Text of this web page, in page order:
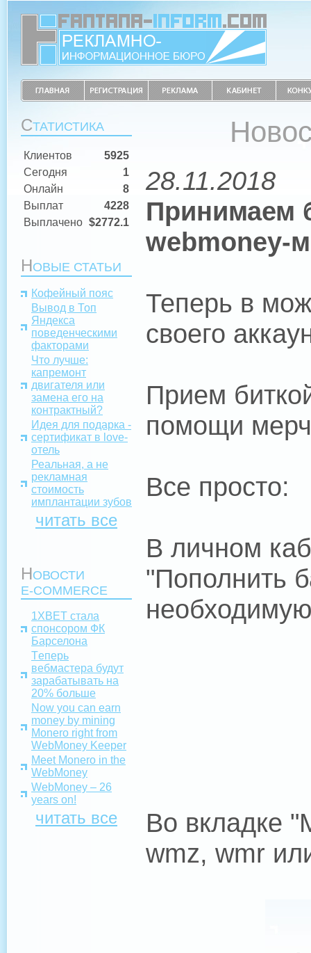
СТАТИСТИКА
Клиентов
5925
Сегодня
1
Онлайн
8
Выплат
4228
Выплачено $2772.1
НОВЫЕ СТАТЬИ
Кофейный пояс
Вывод в Топ
Яндекса
поведенческими
факторами
Что лучше:
капремонт
двигателя или
замена его на
контрактный?
Идея для подарка -
сертификат в love-
отель
Реальная, а не
рекламная
стоимость
имплантации зубов
читать все
НОВОСТИ
E-COMMERCE
1XBET стала
спонсором ФК
Барселона
Tеперь
вебмастера будут
зарабатывать на
20% больше
Now you can earn
money by mining
Monero right from
WebMoney Keeper
Meet Monero in the
WebMoney
WebMoney – 26
years on!
читать все
28.11.2018
Принимаем
webmoney-
Теперь в
своего
Прием
помощи
Все просто:
В личном
"Пополнить
Во вкладке
wmz, wmr